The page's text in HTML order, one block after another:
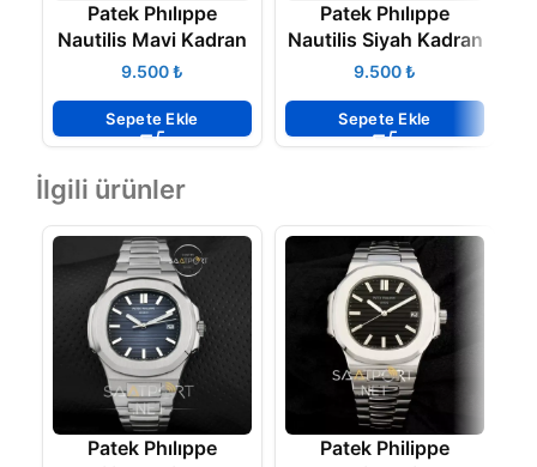
Patek Phılıppe
Nautilis Mavi Kadran
₺
Sepete Ekle
Patek Phılıppe
Nautilis Siyah Kadran
₺
Sepete Ekle
İlgili ürünler
Patek Phılıppe
Patek Philippe